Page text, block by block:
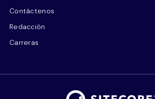
Contáctenos
Redacción
Carreras